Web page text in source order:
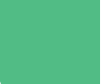
Pakete